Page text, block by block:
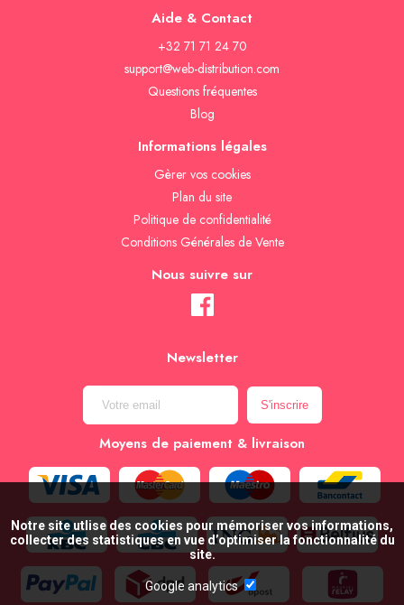
Aide & Contact
+32 71 71 24 70
support@web-distribution.com
Questions fréquentes
Blog
Informations légales
Gèrer vos cookies
Plan du site
Politique de confidentialité
Conditions Générales de Vente
Nous suivre sur
Newsletter
Moyens de paiement & livraison
Notre site utlise des cookies pour mémoriser vos informations,
collecter des statistiques en vue d’optimiser la fonctionnalité du
site.
Google analytics